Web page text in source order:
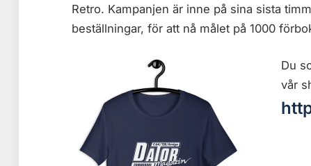
Retro. Kampanjen är inne på sina sista
beställningar, för att nå målet på 1000
Du
vår